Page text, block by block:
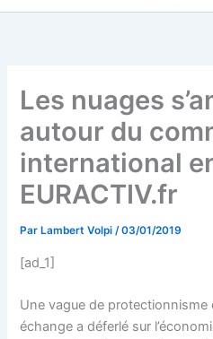
Les nuages
autour du
international
EURACTIV.fr
Par Lambert Volpi/03/01/2019
[ad_1]
Une vague de protectionnisme
échange a déferlé sur